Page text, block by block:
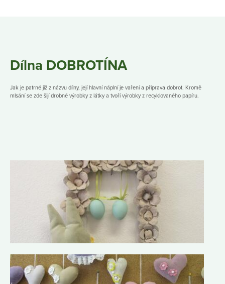
Dílna DOBROTÍNA
Jak je patrné již z názvu dílny, její hlavní náplní je vaření a příprava dobrot. Kromě
mlsání se zde šijí drobné výrobky z látky a tvoří výrobky z recyklovaného papíru.